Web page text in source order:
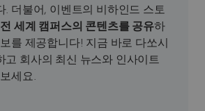
. 더불어, 이벤트의 비하인드 스토
전 세계 캠퍼스의 콘텐츠를 공유하
를 제공합니다! 지금 바로 다쏘시
고 회사의 최신 뉴스와 인사이트
세요.